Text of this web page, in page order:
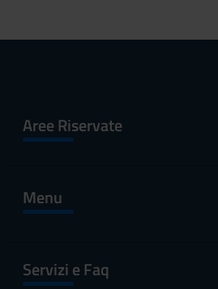
Aree Riservate
Menu
Servizi e Faq